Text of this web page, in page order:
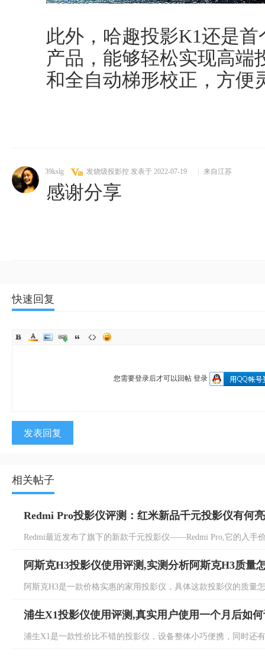
此外，哈趣投影K1还是
产品，能够轻松实现高端
和全自动梯形校正，方便
39kslg 发烧级投影控 发表于 2022-07-19 来自江苏
感谢分享
快速回复
您需要登录后才可以回帖 登录
发表回复
相关帖子
Redmi Pro投影仪评测：红米新品千元投影仪有何
Redmi最近发布了旗下的新款千元投影仪——Redmi Pro,它的入手
阿斯克H3投影仪使用评测,实测分析阿斯克H3质量
阿斯克H3是一款价格实惠的家用投影仪，具体这款投影仪的质量
浦生X1投影仪使用评测,真实用户使用一个月后如
浦生X1是一款性价比不错的投影仪，设备整体小巧便携，同时还